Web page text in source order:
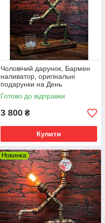
Чоловічий дарунок, Бармен
наливатор, оригінальні
подарунки на День
народження
Готово до відправки
3 800 ₴
Купити
Новинка